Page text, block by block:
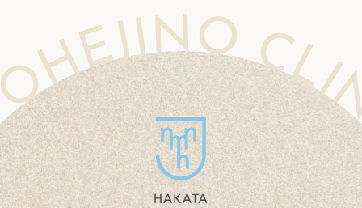
CLINIC MOHEJINO CLINIC MOHEJINO CLINIC MOHEJINO CLINIC MOHEJINO CLINIC MOHEJINO CLINIC MOHEJINO CLINIC MOHEJINO CLINIC MOHEJINO CLINIC MOHEJINO CLINIC MOHEJINO CLINIC MOHEJINO CLINIC MOHEJINO CLINIC